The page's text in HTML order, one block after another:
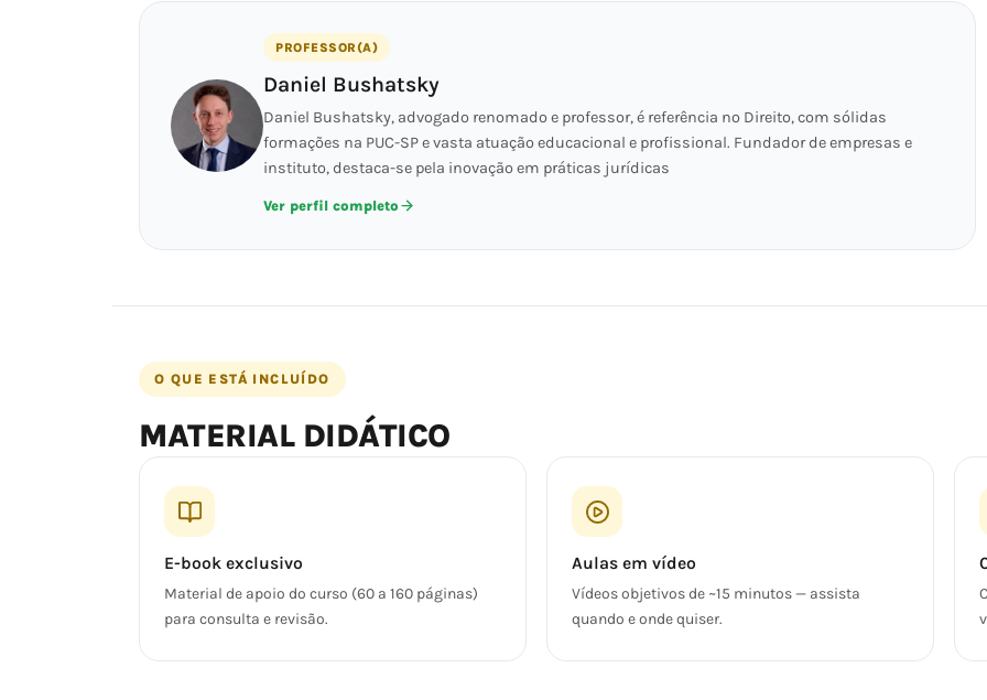
PROFESSOR(A)
Daniel Bushatsky
Daniel Bushatsky, advogado renomado e professor, é referência no Direito, com sólidas
formações na PUC-SP e vasta atuação educacional e profissional. Fundador de empresas e
instituto, destaca-se pela inovação em práticas jurídicas
Ver perfil completo
O QUE ESTÁ INCLUÍDO
MATERIAL DIDÁTICO
E-book exclusivo
Material de apoio do curso (60 a 160 páginas)
para consulta e revisão.
Aulas em vídeo
Vídeos objetivos de ~15 minutos — assista
quando e onde quiser.